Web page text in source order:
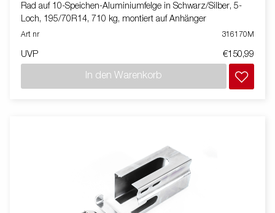
Rad auf 10-Speichen-Aluminiumfelge in Schwarz/Silber, 5-
Loch, 195/70R14, 710 kg, montiert auf Anhänger
Art nr 316170M
UVP €150,99
In den Warenkorb